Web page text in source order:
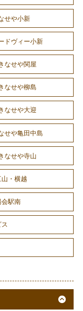
せや小新
ドヴィー小新
なせや関屋
なせや柳島
なせや大迎
せや亀田中島
なせや寺山
・横越
駅南